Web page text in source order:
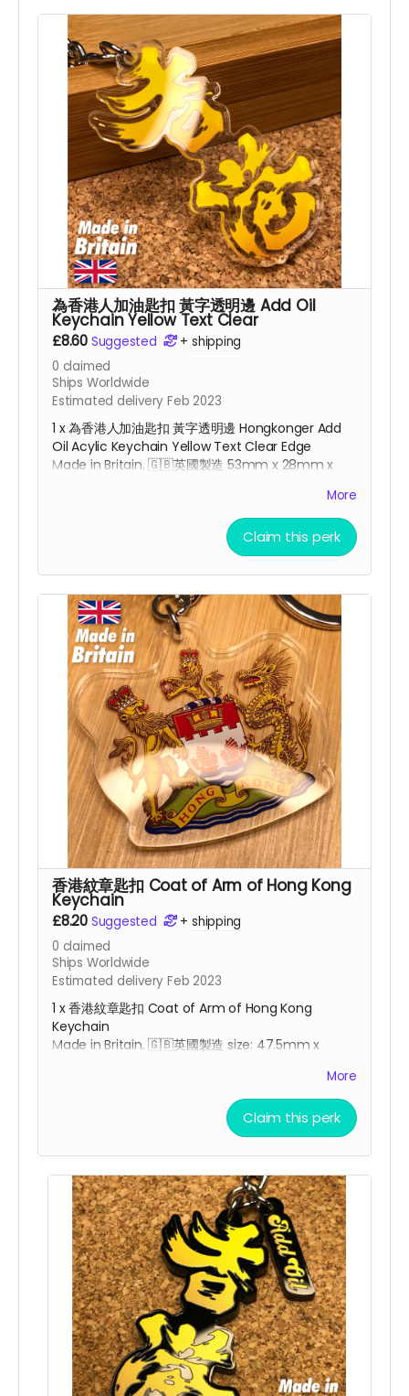
為香港人加油匙扣 黃字透明邊 Add Oil
Keychain Yellow Text Clear
£8.60 Suggested + shipping
0 claimed
Ships Worldwide
Estimated delivery Feb 2023
1 x 為香港人加油匙扣 黃字透明邊 Hongkonger Add
Oil Acylic Keychain Yellow Text Clear Edge
Made in Britain. 🇬🇧英國製造 53mm x 28mm x
More
Claim this perk
香港紋章匙扣 Coat of Arm of Hong Kong
Keychain
£8.20 Suggested + shipping
0 claimed
Ships Worldwide
Estimated delivery Feb 2023
1 x 香港紋章匙扣 Coat of Arm of Hong Kong
Keychain
Made in Britain. 🇬🇧英國製造 size: 47.5mm x
More
Claim this perk